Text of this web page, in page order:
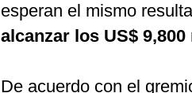
esperan el mismo
alcanzar los US$
De acuerdo con el